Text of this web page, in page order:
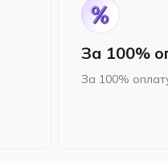
За 100%
За 100%